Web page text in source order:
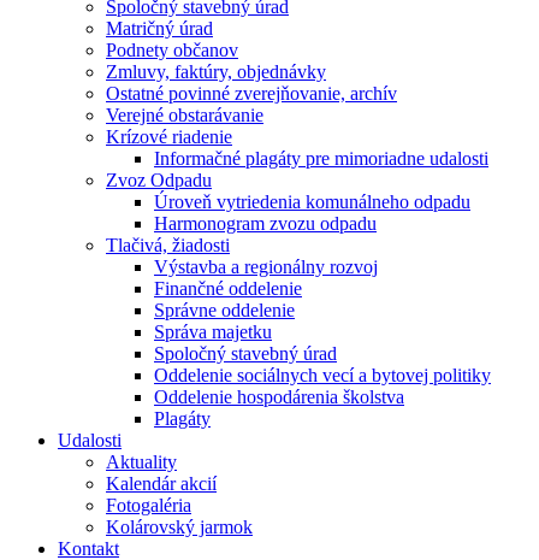
Spoločný stavebný úrad
Matričný úrad
Podnety občanov
Zmluvy, faktúry, objednávky
Ostatné povinné zverejňovanie, archív
Verejné obstarávanie
Krízové riadenie
Informačné plagáty pre mimoriadne udalosti
Zvoz Odpadu
Úroveň vytriedenia komunálneho odpadu
Harmonogram zvozu odpadu
Tlačivá, žiadosti
Výstavba a regionálny rozvoj
Finančné oddelenie
Správne oddelenie
Správa majetku
Spoločný stavebný úrad
Oddelenie sociálnych vecí a bytovej politiky
Oddelenie hospodárenia školstva
Plagáty
Udalosti
Aktuality
Kalendár akcií
Fotogaléria
Kolárovský jarmok
Kontakt